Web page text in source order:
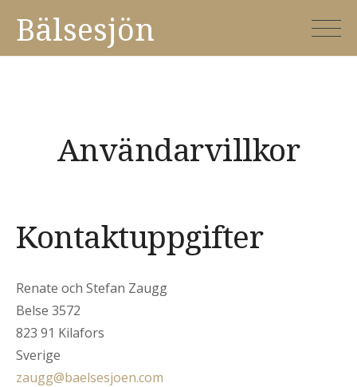
content
Bälsesjön
Användarvillkor
Kontaktuppgifter
Renate och Stefan Zaugg
Belse 3572
823 91 Kilafors
Sverige
zaugg@baelsesjoen.com